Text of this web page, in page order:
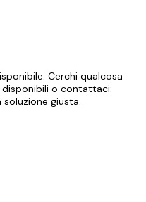
Cerchi qualcosa
disponibili o contattaci:
giusta.